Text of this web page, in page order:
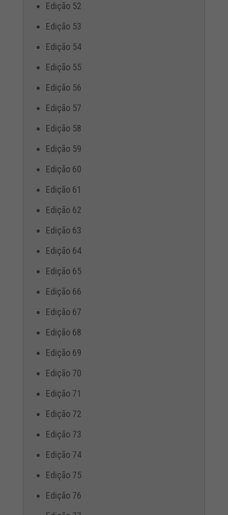
Edição 52
Edição 53
Edição 54
Edição 55
Edição 56
Edição 57
Edição 58
Edição 59
Edição 60
Edição 61
Edição 62
Edição 63
Edição 64
Edição 65
Edição 66
Edição 67
Edição 68
Edição 69
Edição 70
Edição 71
Edição 72
Edição 73
Edição 74
Edição 75
Edição 76